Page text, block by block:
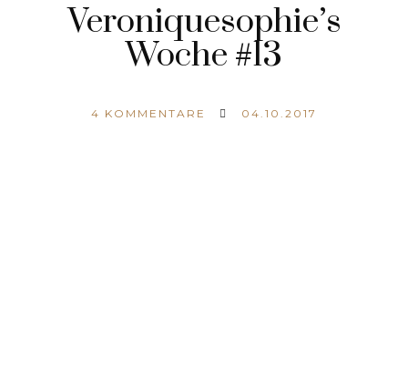
Veroniquesophie’s
Woche #13
4 KOMMENTARE 04.10.2017